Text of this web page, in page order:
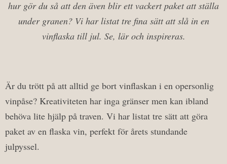
hur gör du så att den även blir ett vackert paket att ställa
under granen? Vi har listat tre fina sätt att slå in en
vinflaska till jul. Se, lär och inspireras.
Är du trött på att alltid ge bort vinflaskan i en opersonlig
vinpåse? Kreativiteten har inga gränser men kan ibland
behöva lite hjälp på traven. Vi har listat tre sätt att göra
paket av en flaska vin, perfekt för årets stundande
julpyssel.